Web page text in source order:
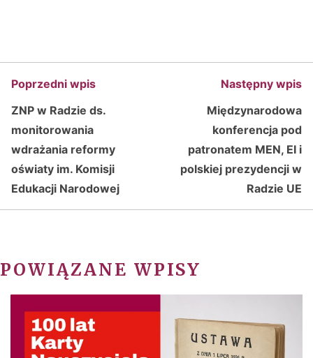
Poprzedni wpis
ZNP w Radzie ds.
monitorowania
wdrażania reformy
oświaty im. Komisji
Edukacji Narodowej
Następny wpis
Międzynarodowa
konferencja pod
patronatem MEN, EI i
polskiej prezydencji w
Radzie UE
POWIĄZANE WPISY